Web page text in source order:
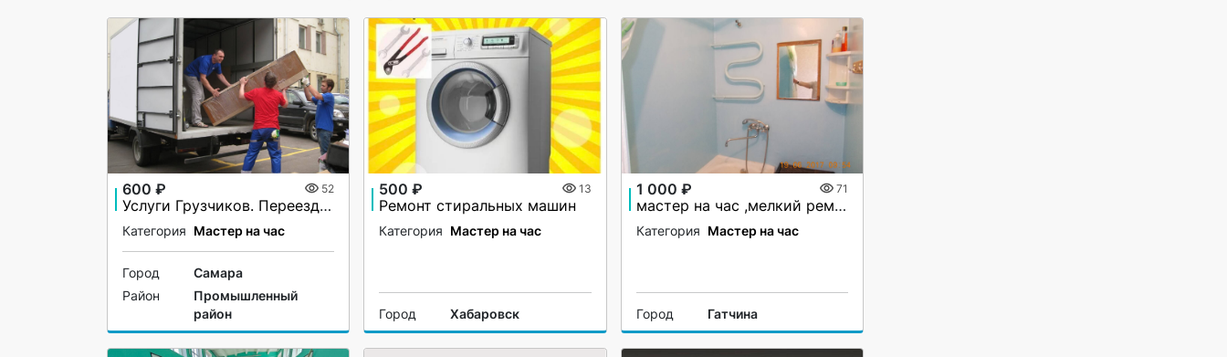
600 ₽ 52
Услуги Грузчиков. Переезды, подъем стройматериала, вынос мусора
Категория Мастер на час
Город
Самара
Район
Промышленный
район
500 ₽ 13
Ремонт стиральных машин
Категория Мастер на час
Город Хабаровск
1 000 ₽ 71
мастер на час ,мелкий ремонт по дому
Категория Мастер на час
Город Гатчина